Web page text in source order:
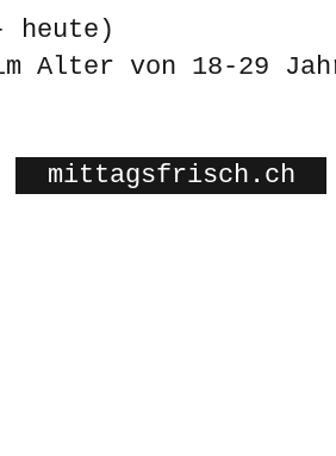
heute)
Alter von 18-29
mittagsfrisch.ch